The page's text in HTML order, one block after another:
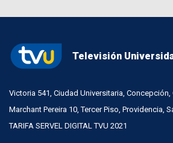
Televisión
Victoria 541, Ciudad Universitaria, Concepción,
Marchant Pereira 10, Tercer Piso, Providencia,
TARIFA SERVEL DIGITAL TVU 2021